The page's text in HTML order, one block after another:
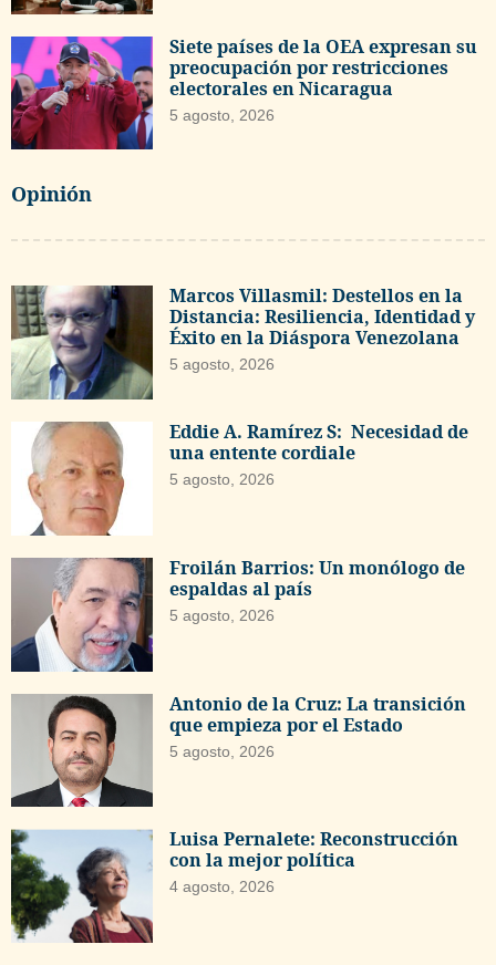
Siete países de la OEA expresan su
preocupación por restricciones
electorales en Nicaragua
5 agosto, 2026
Opinión
Marcos Villasmil: Destellos en la
Distancia: Resiliencia, Identidad y
Éxito en la Diáspora Venezolana
5 agosto, 2026
Eddie A. Ramírez S: Necesidad de
una entente cordiale
5 agosto, 2026
Froilán Barrios: Un monólogo de
espaldas al país
5 agosto, 2026
Antonio de la Cruz: La transición
que empieza por el Estado
5 agosto, 2026
Luisa Pernalete: Reconstrucción
con la mejor política
4 agosto, 2026